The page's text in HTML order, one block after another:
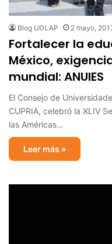
Blog UDLAP 2 mayo,
Fortalecer la
México,
mundial: ANUIES
El Consejo de
CUPRIA, celebró la XLIV
las Américas…
Leer más »